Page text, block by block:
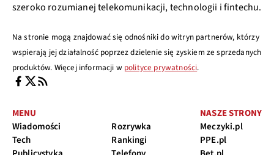
szeroko rozumianej telekomunikacji, technologii i fintechu.
Na stronie mogą znajdować się odnośniki do witryn partnerów, którzy
wspierają jej działalność poprzez dzielenie się zyskiem ze sprzedanych
produktów. Więcej informacji w polityce prywatności.
MENU
Wiadomości
Tech
Rozrywka
Rankingi
NASZE STRONY
Meczyki.pl
PPE.pl